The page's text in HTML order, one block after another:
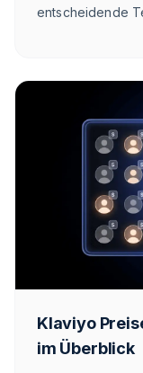
entscheidende
Klaviyo
im Überblick